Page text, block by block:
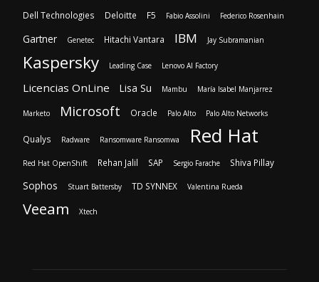
Dell Technologies Deloitte F5 Fabio Assolini Federico Rosenhain
Gartner Genetec Hitachi Vantara IBM Jay Subramanian
Kaspersky Leading Case Lenovo AI Factory
Licencias OnLine Lisa Su Mambu María Isabel Manjarrez
Marketo Microsoft Oracle Palo Alto Palo Alto Networks
Qualys Radware Ransomware Ransomwa Red Hat
Red Hat OpenShift Rehan Jalil SAP Sergio Farache Shiva Pillay
Sophos Stuart Battersby TD SYNNEX Valentina Rueda
Veeam Xtech